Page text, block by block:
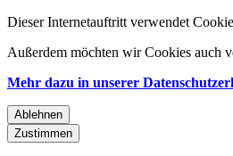
Dieser Internetauftritt verwendet
Außerdem möchten wir Cookies auch
Mehr dazu in unserer
Ablehnen
Zustimmen